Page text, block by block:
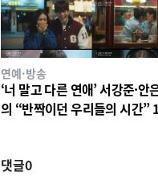
연예·방송
‘너 말고 다른 연애’ 서강준·안
의 “반짝이던 우리들의 시간”
댓글0